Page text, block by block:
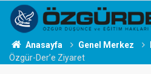
Anasayfa Genel Merkez
Özgür-Der’e Ziyaret